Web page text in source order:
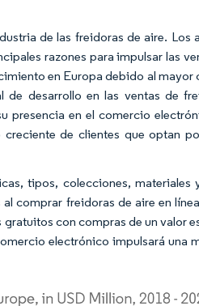
de las freidoras de aire. Los
razones para impulsar las
en Europa debido al
desarrollo en las ventas de
presencia en el comercio
de clientes que optan
tipos, colecciones, materiales
comprar freidoras de aire en
con compras de un valor
electrónico impulsará una